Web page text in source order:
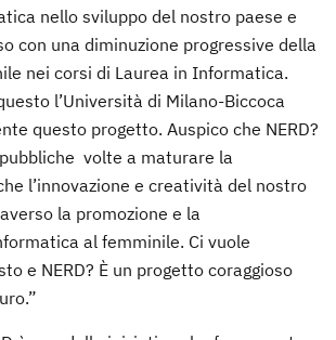
nello sviluppo del nostro paese e
con una diminuzione progressive della
nei corsi di Laurea in Informatica.
l’Università di Milano-Biccoca
questo progetto. Auspico che NERD?
volte a maturare la
l’innovazione e creatività del nostro
la promozione e la
al femminile. Ci vuole
e NERD? È un progetto coraggioso